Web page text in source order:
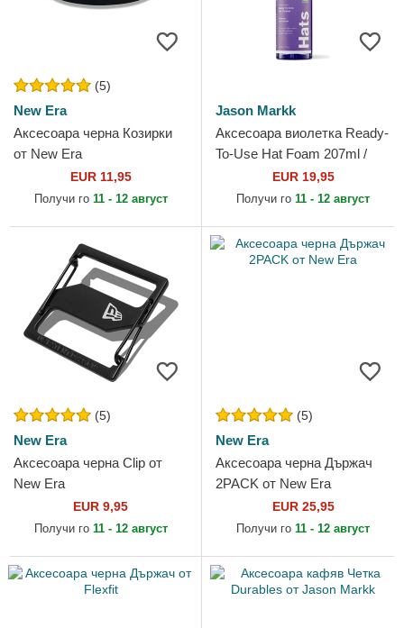
(5)
New Era
Аксесоара черна Козирки
от New Era
EUR 11,95
Получи го 11 - 12 август
Jason Markk
Аксесоара виолетка Ready-
To-Use Hat Foam 207ml /
7oz от Jason Markk
EUR 19,95
Получи го 11 - 12 август
(5)
New Era
Аксесоара черна Clip от
New Era
EUR 9,95
Получи го 11 - 12 август
(5)
New Era
Аксесоара черна Държач
2PACK от New Era
EUR 25,95
Получи го 11 - 12 август